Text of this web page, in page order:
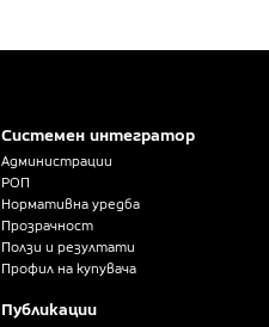
Системен интегратор
Администрации
РОП
Нормативна уредба
Прозрачност
Ползи и резултати
Профил на купувача
Публикации